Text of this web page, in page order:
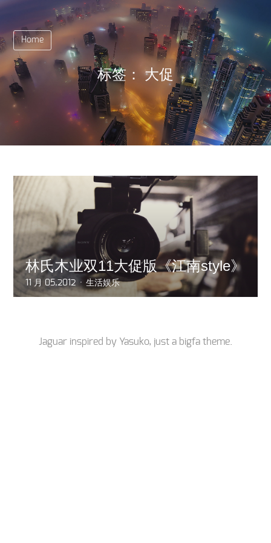
Home
标签：大促
林氏木业双11大促版《江南style》
11 月 05,2012 生活娱乐
Jaguar inspired by Yasuko, just a bigfa theme.